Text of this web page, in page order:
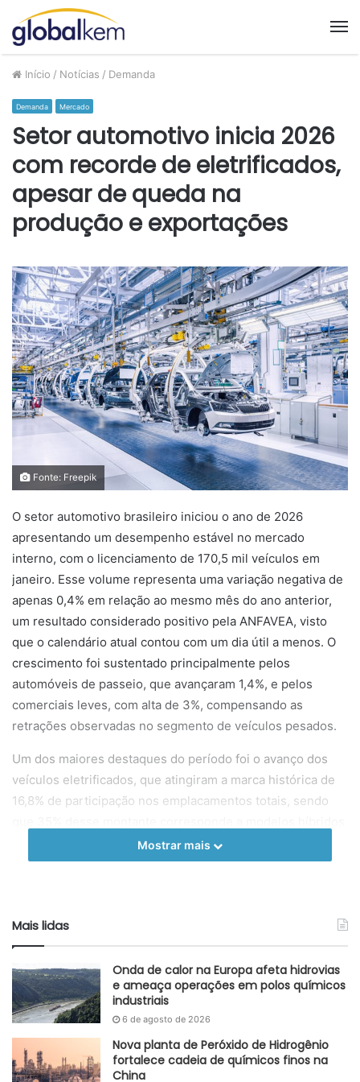
Início / Notícias / Demanda
Demanda Mercado
Setor automotivo inicia 2026
com recorde de eletrificados,
apesar de queda na
produção e exportações
Fonte: Freepik
O setor automotivo brasileiro iniciou o ano de 2026
apresentando um desempenho estável no mercado
interno, com o licenciamento de 170,5 mil veículos em
janeiro. Esse volume representa uma variação negativa de
apenas 0,4% em relação ao mesmo mês do ano anterior,
um resultado considerado positivo pela ANFAVEA, visto
que o calendário atual contou com um dia útil a menos. O
crescimento foi sustentado principalmente pelos
automóveis de passeio, que avançaram 1,4%, e pelos
comerciais leves, com alta de 3%, compensando as
retrações observadas no segmento de veículos pesados.
Um dos maiores destaques do período foi o avanço dos
veículos eletrificados, que atingiram a marca histórica de
16,8% de participação nos emplacamentos totais, sendo
produzidos no próprio Brasil. Segundo o presidente da
entidade, Igor Calvet, esses números recordes reforçam a
modelos de entrada, que já acumula 282 mil unidades
vendidas desde seu lançamento, representando um
volume 22,8% superior ao patamar registrado antes da
isenção de IPI. Em contrapartida, os emplacamentos de
ônibus e caminhões sofreram quedas acentuadas de
Mostrar mais
Mais lidas
Onda de calor na Europa afeta hidrovias
e ameaça operações em polos químicos
industriais
6 de agosto de 2026
Nova planta de Peróxido de Hidrogênio
fortalece cadeia de químicos finos na
China